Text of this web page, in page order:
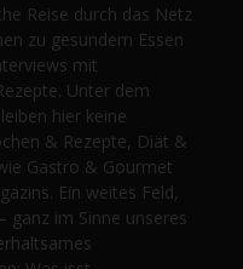
Reise durch das Netz
zu gesundem Essen
mit
Unter dem
hier keine
& Rezepte, Diät &
Gastro & Gourmet
Ein weites Feld,
ganz im Sinne unseres